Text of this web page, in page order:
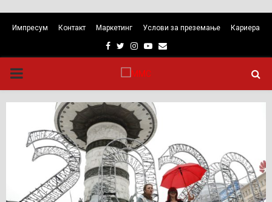
Импресум Контакт Маркетинг Услови за преземање Кариера
Facebook
TwitterInstagram
Youtube
Email
PRIMARY
MENU